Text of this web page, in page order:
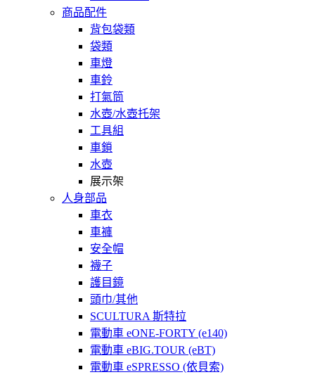
商品配件
背包袋類
袋類
車燈
車鈴
打氣筒
水壺/水壺托架
工具組
車鎖
水壺
展示架
人身部品
車衣
車褲
安全帽
襪子
護目鏡
頭巾/其他
SCULTURA 斯特拉
電動車 eONE-FORTY (e140)
電動車 eBIG.TOUR (eBT)
電動車 eSPRESSO (依貝索)